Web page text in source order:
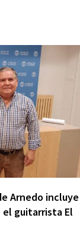
Arnedo incluye
el guitarrista El